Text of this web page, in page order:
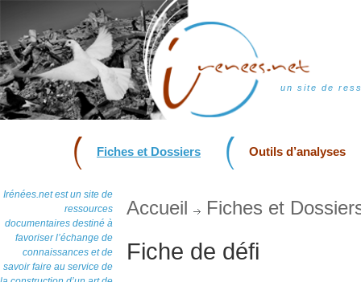
un site de
Fiches et Dossiers Outils d’analyses
Irénées.net est un site de
ressources
documentaires destiné à
favoriser l’échange de
connaissances et de
savoir faire au service de
Accueil Fiches et
Fiche de défi